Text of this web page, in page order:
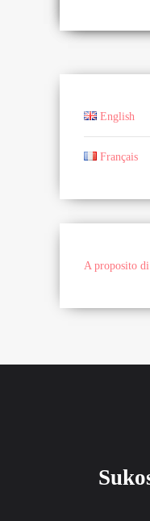
English
Français
A proposito